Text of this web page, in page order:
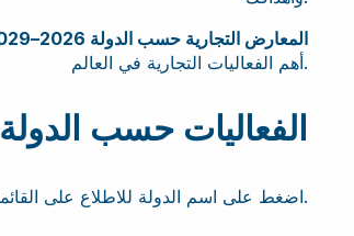
المعارض التجارية حسب الدولة 2026–2029
أهم الفعاليات التجارية في العالم.
الفعاليات حسب الدولة
اضغط على اسم الدولة للاطلاع على القائمة الكاملة للمعارض والفعاليات الخاصة بها.